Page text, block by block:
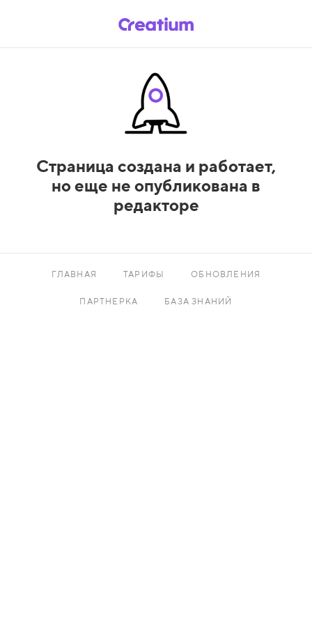
Страница создана и работает,
но еще не опубликована в
редакторе
ГЛАВНАЯ ТАРИФЫ ОБНОВЛЕНИЯ
ПАРТНЕРКА БАЗА ЗНАНИЙ